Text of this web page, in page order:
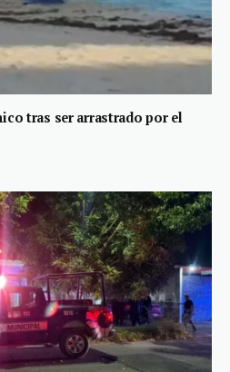
tras ser arrastrado por el